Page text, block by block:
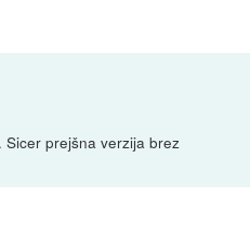
prejšna verzija brez